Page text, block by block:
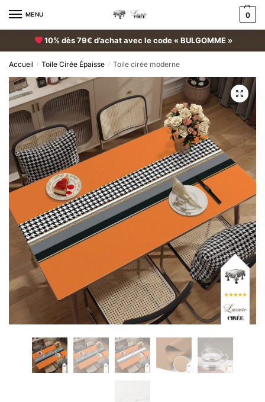
MENU 0
10% dès 79€ d’achat avec le code « BULGOMME »
Accueil / Toile Cirée Épaisse / Toile cirée moderne